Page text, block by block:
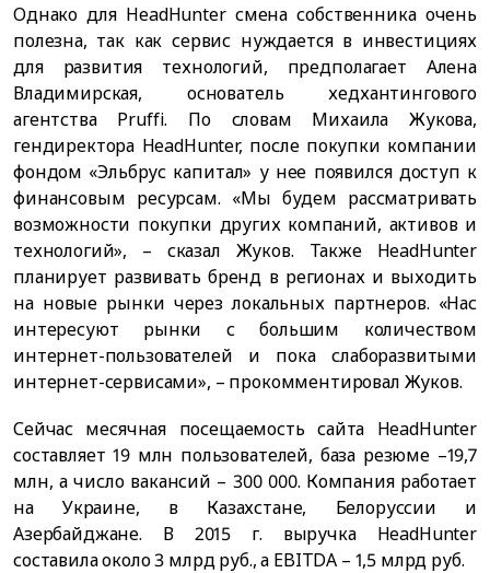
Однако для HeadHunter смена собственника очень
полезна, так как сервис нуждается в инвестициях
для развития технологий, предполагает Алена
Владимирская, основатель хедхантингового
агентства Pruffi. По словам Михаила Жукова,
гендиректора HeadHunter, после покупки компании
фондом «Эльбрус капитал» у нее появился доступ к
финансовым ресурсам. «Мы будем рассматривать
возможности покупки других компаний, активов и
технологий», – сказал Жуков. Также HeadHunter
планирует развивать бренд в регионах и выходить
на новые рынки через локальных партнеров. «Нас
интересуют рынки с большим количеством
интернет-пользователей и пока слаборазвитыми
интернет-сервисами», – прокомментировал Жуков.
Сейчас месячная посещаемость сайта HeadHunter
составляет 19 млн пользователей, база резюме –19,7
млн, а число вакансий – 300 000. Компания работает
на Украине, в Казахстане, Белоруссии и
Азербайджане. В 2015 г. выручка HeadHunter
составила около 3 млрд руб., а EBITDA – 1,5 млрд руб.